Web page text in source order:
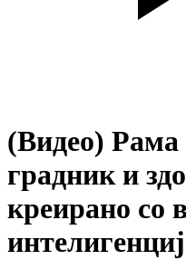
(Видео) Рама
градник и
креирано со